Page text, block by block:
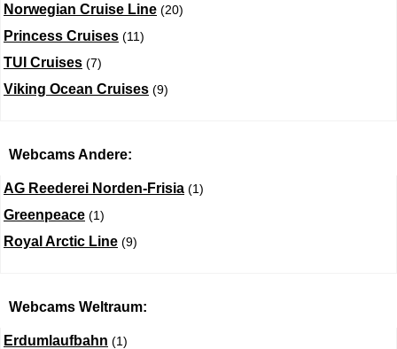
Norwegian Cruise Line (20)
Princess Cruises (11)
TUI Cruises (7)
Viking Ocean Cruises (9)
Webcams Andere:
AG Reederei Norden-Frisia (1)
Greenpeace (1)
Royal Arctic Line (9)
Webcams Weltraum:
Erdumlaufbahn (1)